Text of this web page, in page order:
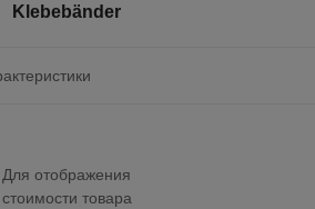
Klebebänder
Для отображения
стоимости товара